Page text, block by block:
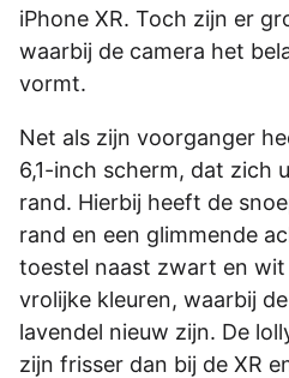
iPhone XR. Toch zijn er
waarbij de camera het
vormt.
Net als zijn voorganger
6,1-inch scherm, dat zich
rand. Hierbij heeft de
rand en een glimmende
toestel naast zwart en
vrolijke kleuren, waarbij
lavendel nieuw zijn. De
zijn frisser dan bij de XR